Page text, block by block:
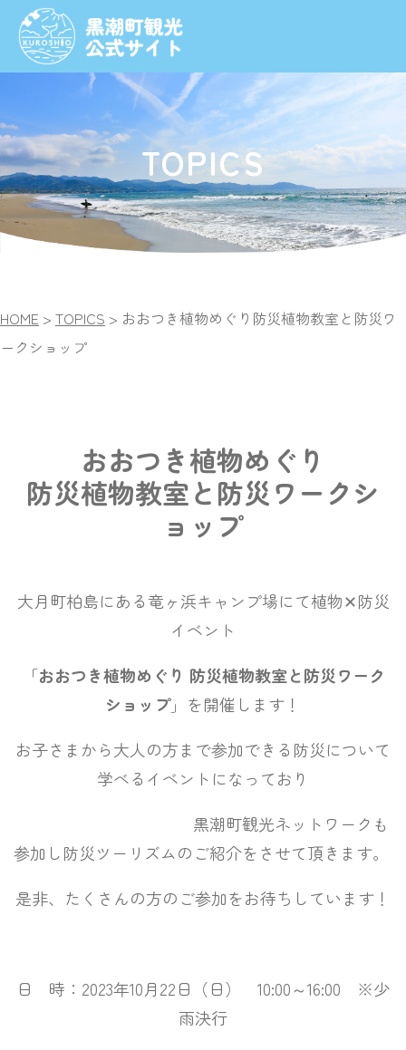
TOPICS
HOME > TOPICS > おおつき植物めぐり 防災植物教室と防災ワ
ークショップ
おおつき植物めぐり
防災植物教室と防災ワークシ
ョップ
大月町柏島にある竜ヶ浜キャンプ場にて植物✕防災
イベント
「おおつき植物めぐり 防災植物教室と防災ワーク
ショップ」を開催します！
お子さまから大人の方まで参加できる防災について
学べるイベントになっており
黒潮町観光ネットワークも
参加し防災ツーリズムのご紹介をさせて頂きます。
是非、たくさんの方のご参加をお待ちしています！
日 時：2023年10月22日（日） 10:00～16:00 ※少
雨決行